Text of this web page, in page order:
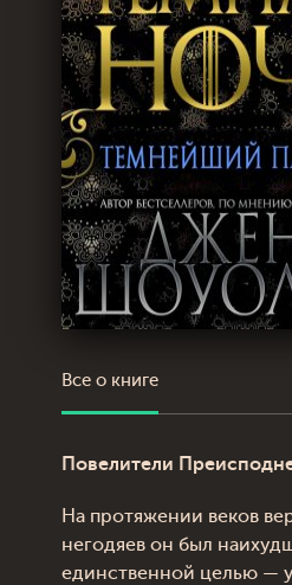
Все о книге
Повелители
На протяжении веков
негодяев он был
единственной целью —